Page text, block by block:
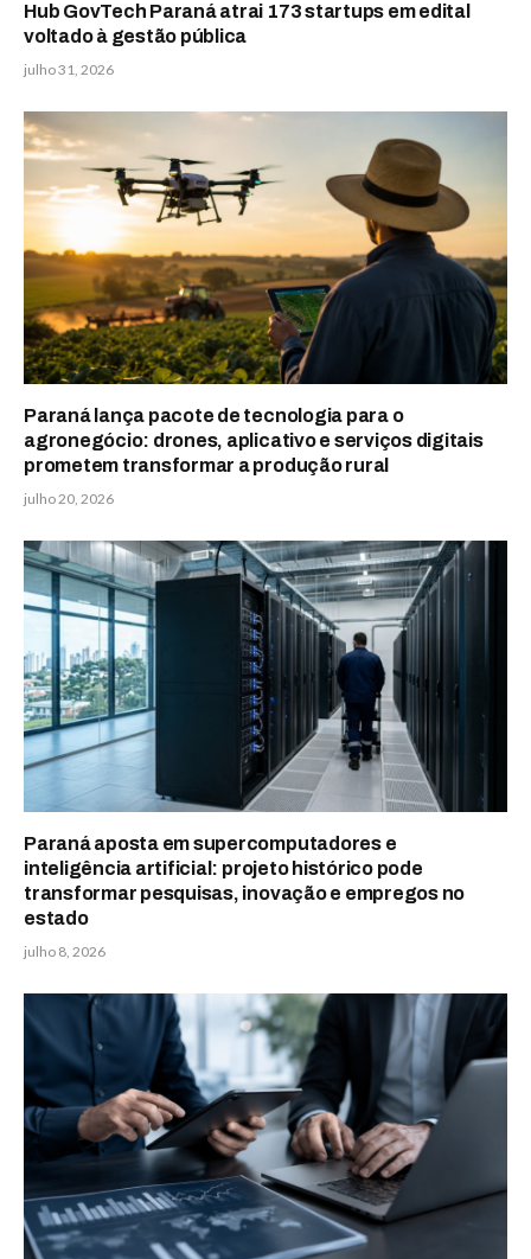
Hub GovTech Paraná atrai 173 startups em edital
voltado à gestão pública
julho 31, 2026
Paraná lança pacote de tecnologia para o
agronegócio: drones, aplicativo e serviços digitais
prometem transformar a produção rural
julho 20, 2026
Paraná aposta em supercomputadores e
inteligência artificial: projeto histórico pode
transformar pesquisas, inovação e empregos no
estado
julho 8, 2026